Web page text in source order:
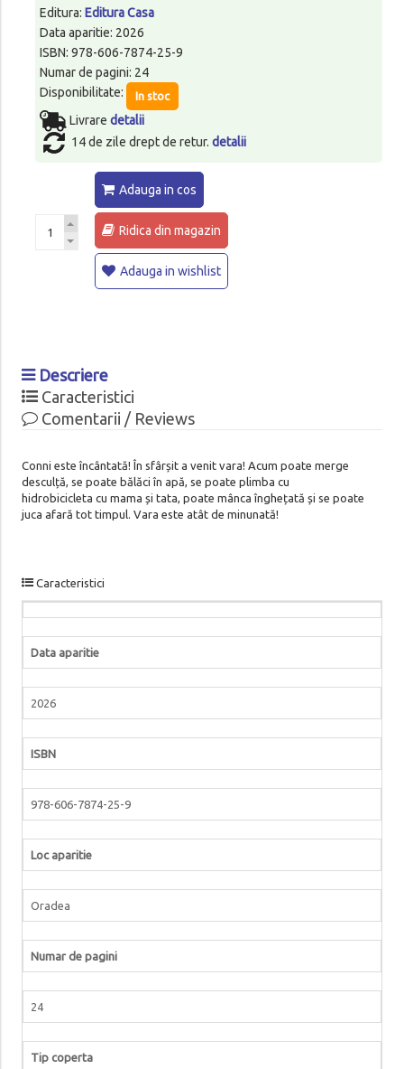
Editura: Editura Casa
Data aparitie: 2026
ISBN: 978-606-7874-25-9
Numar de pagini: 24
Disponibilitate:
In stoc
Livrare detalii
14 de zile drept de retur. detalii
Adauga in cos
Ridica din magazin
Adauga in wishlist
Descriere
Caracteristici
Comentarii / Reviews
Conni este încântată! În sfârșit a venit vara! Acum poate merge
desculță, se poate bălăci în apă, se poate plimba cu
hidrobicicleta cu mama și tata, poate mânca înghețată și se poate
juca afară tot timpul. Vara este atât de minunată!
Caracteristici
Data aparitie
2026
ISBN
978-606-7874-25-9
Loc aparitie
Oradea
Numar de pagini
24
Tip coperta